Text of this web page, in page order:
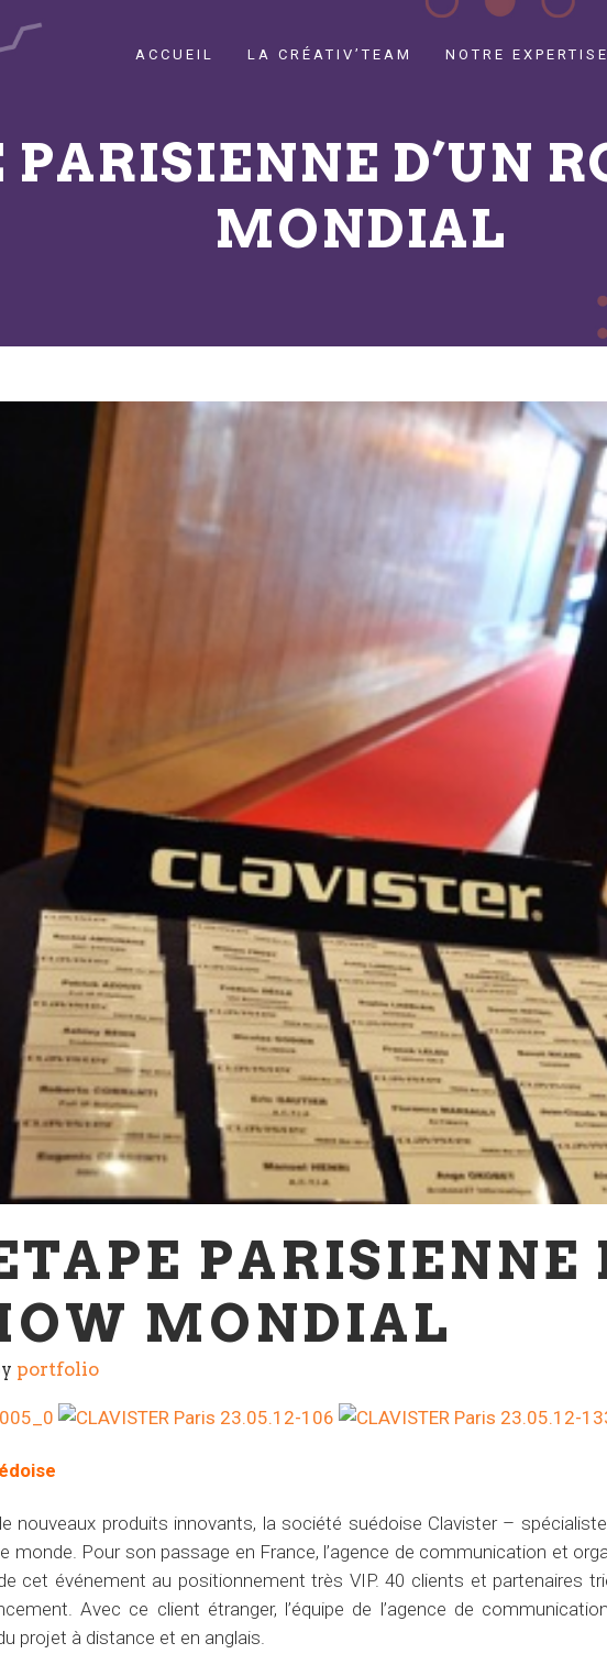
ACCUEIL LA CRÉATIV’TEAM NOTRE
PARISIENNE D’UN
MONDIAL
PARISIENNE
MONDIAL
portfolio
nouveaux produits innovants, la société suédoise Clavister –
monde. Pour son passage en France, l’agence de communication et
cet événement au positionnement très VIP. 40 clients et partenaires
Avec ce client étranger, l’équipe de l’agence de
projet à distance et en anglais.